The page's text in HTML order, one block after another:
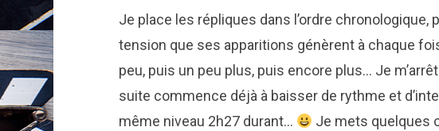
Je place les répliques dans l’ordre chronologique,
tension que ses apparitions génèrent à chaque
peu, puis un peu plus, puis encore plus… Je
suite commence déjà à baisser de rythme et
même niveau 2h27 durant…
Je mets quelques